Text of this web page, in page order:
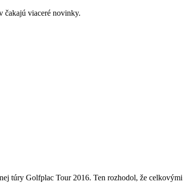
čakajú viaceré novinky.
túry Golfplac Tour 2016. Ten rozhodol, že